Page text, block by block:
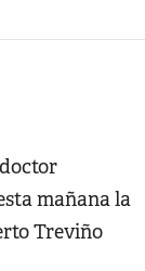
mañana la
Treviño